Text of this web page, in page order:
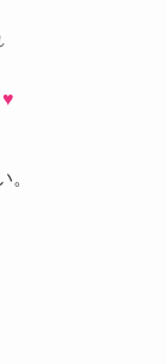
♥